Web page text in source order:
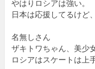
やはりロシアは強い。
日本は応援してるけど
名無しさん
ザキトワちゃん、美少
ロシアはスケートは上